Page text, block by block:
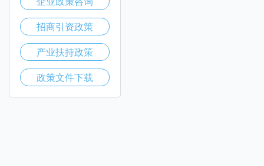
招商引资政策
产业扶持政策
政策文件下载